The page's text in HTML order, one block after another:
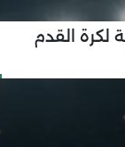
لكرة القدم